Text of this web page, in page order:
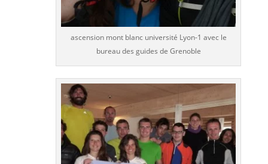
ascension mont blanc université Lyon-1 avec le
bureau des guides de Grenoble